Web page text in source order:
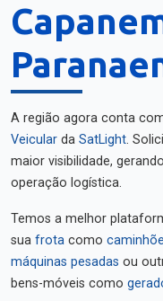
A região agora conta
Veicular da SatLight.
maior visibilidade, gerando
operação logística.
Temos a melhor
sua frota como
máquinas pesadas ou
bens-móveis como